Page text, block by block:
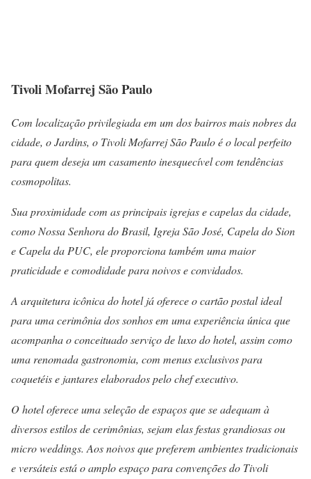
Tivoli Mofarrej São Paulo
Com localização privilegiada em um dos bairros mais nobres da
cidade, o Jardins, o Tivoli Mofarrej São Paulo é o local perfeito
para quem deseja um casamento inesquecível com tendências
cosmopolitas.
Sua proximidade com as principais igrejas e capelas da cidade,
como Nossa Senhora do Brasil, Igreja São José, Capela do Sion
e Capela da PUC, ele proporciona também uma maior
praticidade e comodidade para noivos e convidados.
A arquitetura icônica do hotel já oferece o cartão postal ideal
para uma cerimônia dos sonhos em uma experiência única que
acompanha o conceituado serviço de luxo do hotel, assim como
uma renomada gastronomia, com menus exclusivos para
coquetéis e jantares elaborados pelo chef executivo.
O hotel oferece uma seleção de espaços que se adequam à
diversos estilos de cerimônias, sejam elas festas grandiosas ou
micro weddings. Aos noivos que preferem ambientes tradicionais
e versáteis está o amplo espaço para convenções do Tivoli